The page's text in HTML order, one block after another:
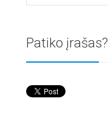
Patiko įrašas?